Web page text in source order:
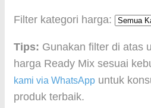
Filter kategori harga:
Tips: Gunakan filter di atas
harga Ready Mix sesuai
kami via WhatsApp untuk
produk terbaik.